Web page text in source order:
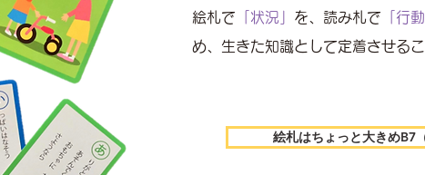
絵札で 「状況」 を、読み札で 「行動
め、生きた知識として定着させるこ
絵札はちょっと大きめB7